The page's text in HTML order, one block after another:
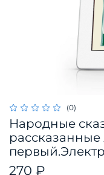
(0)
Народные
270 ₽